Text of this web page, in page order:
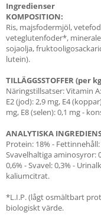
Ingredienser
KOMPOSITION:
Ris, majsfodermjöl,
veteglutenfoder*,
sojaolja,
lutein).
TILLÄGGSSTOFFER (per
Näringstillsatser: Vitamin
E2 (jod): 2,9 mg, E4
mg, E8 (selen): 0,1 mg -
ANALYTISKA
Protein: 18% - Fettinnehåll:
Svavelhaltiga aminosyror:
0,6% - Svavel: 0,3% -
kaliumcitrat.
*L.I.P. (lågt osmältbart
biologiskt värde.